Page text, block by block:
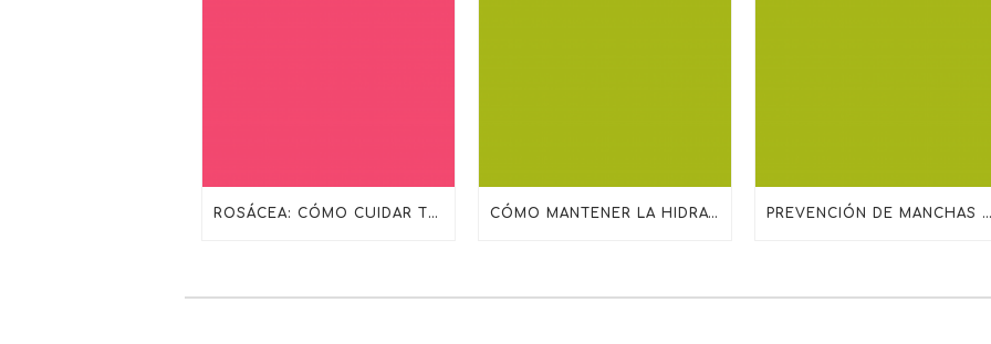
ROSÁCEA: CÓMO CUIDAR TU PIEL CON LA RUTINA ADECUADA DE SKINCEUTICALS CÓMO MANTENER LA HIDRATACIÓN EN PIELES DESHIDRATADAS, MADURAS O SENSIBILIZADAS PREVENCIÓN DE MANCHAS SOLARES TODO EL AÑO: